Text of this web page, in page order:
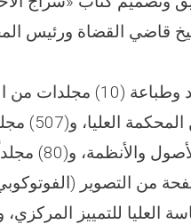
مجلداً من
صفحة من التصوير
العليا للتمييز